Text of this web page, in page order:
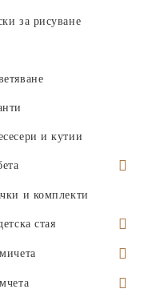
тенис
и плажни
за рисуване
и кутии
говорещи играчки
играчки
и комплекти
стая
и играчки